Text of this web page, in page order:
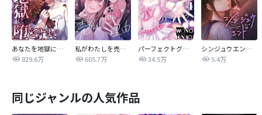
あなたを地獄に堕とすまで
829.6万
私がわたしを売る理由
605.7万
パーフェクトグリッター
34.5万
シンジュウエンド【タテヨミ】
5.4万
同じジャンルの人気作品